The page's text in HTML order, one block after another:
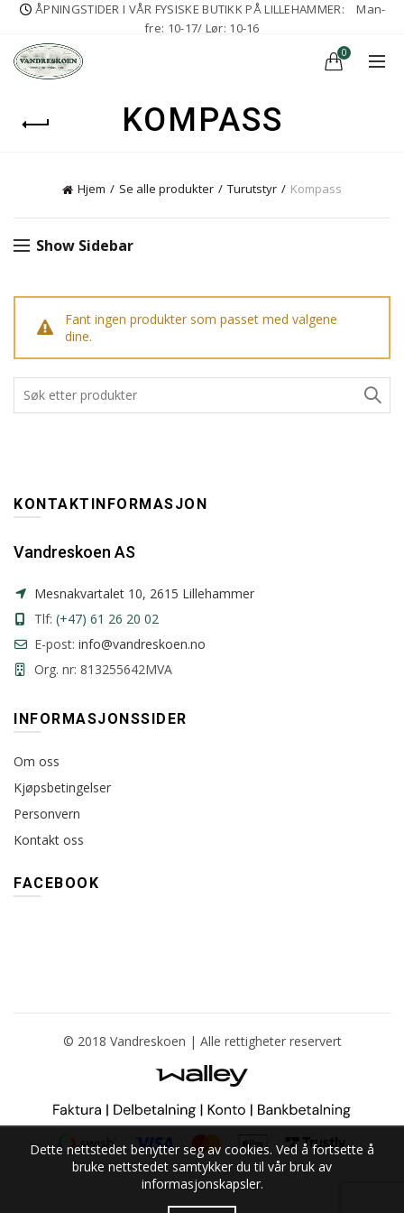
ÅPNINGSTIDER I VÅR FYSISKE BUTIKK PÅ LILLEHAMMER:
Man-
fre: 10-17/ Lør: 10-16
0
KOMPASS
Hjem Se alle produkter Turutstyr Kompass
Show Sidebar
Fant ingen produkter som passet med valgene
dine.
KONTAKTINFORMASJON
Vandreskoen AS
Mesnakvartalet 10, 2615 Lillehammer
Tlf: (+47) 61 26 20 02
E-post: info@vandreskoen.no
Org. nr: 813255642MVA
INFORMASJONSSIDER
Om oss
Kjøpsbetingelser
Personvern
Kontakt oss
FACEBOOK
© 2018 Vandreskoen | Alle rettigheter reservert
Dette nettstedet benytter seg av cookies. Ved å fortsette å
bruke nettstedet samtykker du til vår bruk av
informasjonskapsler.